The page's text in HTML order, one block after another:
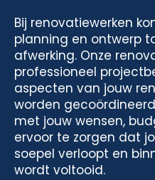
Bij renovatiewerken
planning en ontwerp
afwerking. Onze
professioneel
aspecten van jouw
worden
met jouw wensen,
ervoor te zorgen dat
soepel verloopt en
wordt voltooid.